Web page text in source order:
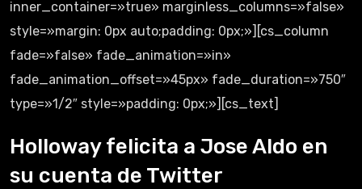
inner_container=»true» marginless_columns=»false»
style=»margin: 0px auto;padding: 0px;»][cs_column
fade=»false» fade_animation=»in»
fade_animation_offset=»45px» fade_duration=»750″
type=»1/2″ style=»padding: 0px;»][cs_text]
Holloway felicita a Jose Aldo en
su cuenta de Twitter